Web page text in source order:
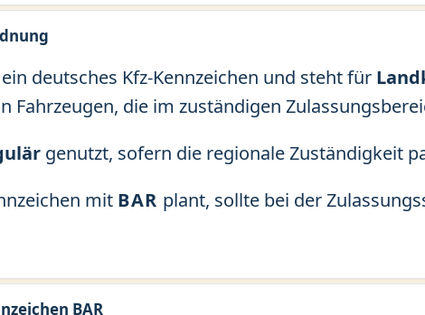
deutsches Kfz-Kennzeichen und steht für
Fahrzeugen, die im zuständigen
genutzt, sofern die regionale Zuständigkeit
mit BAR plant, sollte bei der
BAR